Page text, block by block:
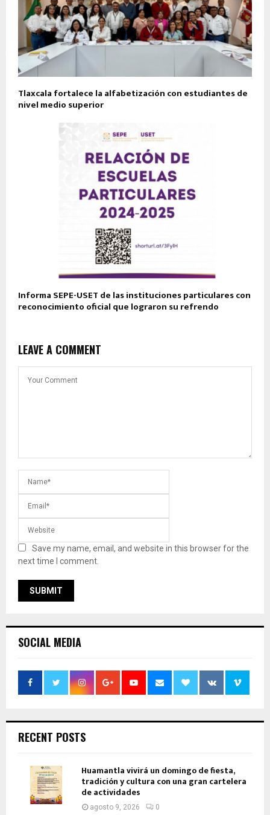
Tlaxcala fortalece la alfabetización con estudiantes de
nivel medio superior
Informa SEPE-USET de las instituciones particulares con
reconocimiento oficial que lograron su refrendo
LEAVE A COMMENT
Save my name, email, and website in this browser for the
next time I comment.
SOCIAL MEDIA
RECENT POSTS
Huamantla vivirá un domingo de fiesta,
tradición y cultura con una gran cartelera
de actividades
agosto 9, 2026 0